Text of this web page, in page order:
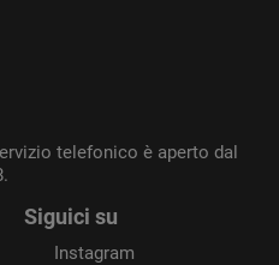
telefonico è aperto dal
Siguici su
Instagram